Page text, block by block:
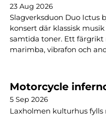
23 Aug 2026
Slagverksduon Duo Ictus
konsert där klassisk
samtida toner. Ett
marimba, vibrafon och
Motorcycle
5 Sep 2026
Laxholmen kulturhus fylls